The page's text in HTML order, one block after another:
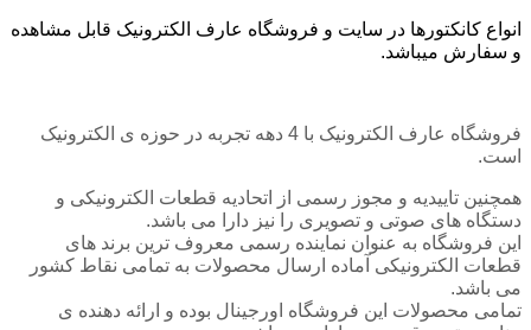
انواع کانکتورها در سایت و فروشگاه عارف الکترونیک قابل مشاهده
و سفارش میباشد.
فروشگاه عارف الکترونیک با 4 دهه تجربه در حوزه ی الکترونیک
است.
همچنین تاییدیه و مجوز رسمی از اتحادیه قطعات الکترونیکی و
دستگاه های صوتی و تصویری را نیز دارا می باشد.
این فروشگاه به عنوان نماینده رسمی معروف ترین برند های
قطعات الکترونیکی آماده ارسال محصولات به تمامی نقاط کشور
می باشد.
تمامی محصولات این فروشگاه اورجینال بوده و ارائه دهنده ی